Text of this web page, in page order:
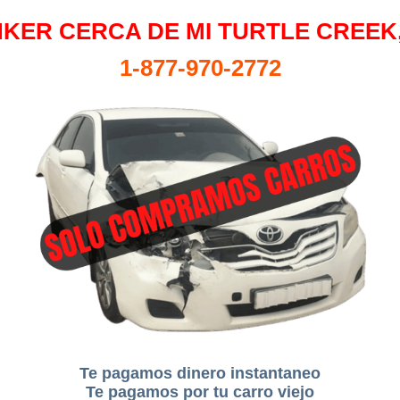
CERCA DE MI TURTLE
1-877-970-2772
Te pagamos dinero instantaneo
Te pagamos por tu carro viejo